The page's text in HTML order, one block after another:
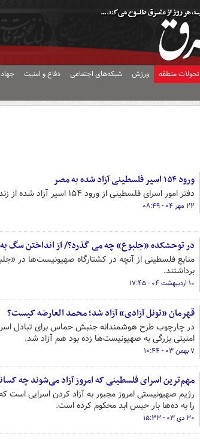
تحولات منطقه ورزش شبکه‌های اجتماعی دفاع و امنیت
ورود ۱۵۴ اسیر فلسطینی آزاد شده به مصر
دفتر امور اسرای فلسطینی از ورود ۱۵۴ اسیر آزاد شده از زندان‌های رژیم صهیونیستی به مصر خبر داد.
۲۲ مهر ۰۴ - ۰۸:۴۹
در توحشکده «جلبوع» چه می گذرد؟/ از انداختن سگ
منابع فلسطینی از آنچه در کشتارگاه صهیونیست‌ها در
برداشتند.
۱۰ اردیبهشت ۰۴ - ۱۷:۴۵
قهرمان «تونل آزادی» آزاد شد؛ محمد العارضه کیست؟
در چارچوب طرح هوشمندانه جنبش حماس برای تبادل
امنیتی بزرگی به صهیونیست‌ها زده بود هم آزاد شد.
۷ بهمن ۰۳ - ۱۰:۴۴
مهم‌ترین اسرای فلسطینی که امروز آزاد می‌شوند چه
رژیم صهیونیستی امروز مجبور به آزاد کردن اسرایی است
را به ده‌ها بار حبس ابد محکوم کرده است.
۳۰ دی ۰۳ - ۱۵:۳۳